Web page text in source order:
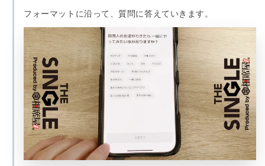
フォーマットに沿って、質問に答えていきます。